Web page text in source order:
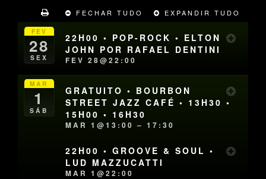
FECHAR TUDO EXPANDIR TUDO
FEV
28
SEX
22H00 • POP-ROCK • ELTON
JOHN POR RAFAEL DENTINI
FEV 28@22:00
MAR
1
SÁB
GRATUITO • BOURBON
STREET JAZZ CAFÉ • 13H30 •
15H00 • 16H30
MAR 1@13:00 – 17:30
22H00 • GROOVE & SOUL •
LUD MAZZUCATTI
MAR 1@22:00